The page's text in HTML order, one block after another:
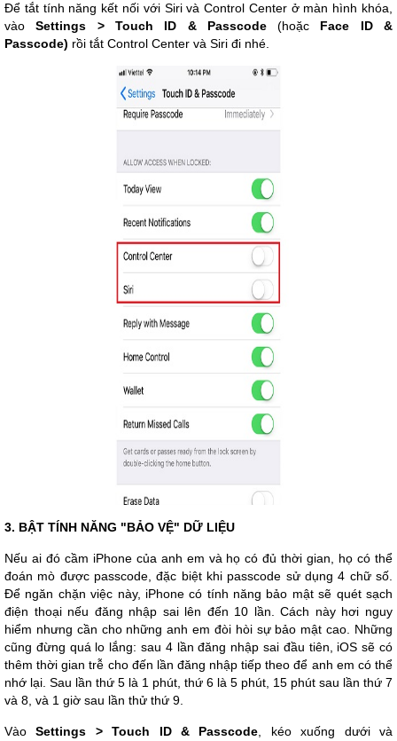
Để tắt tính năng kết nối với Siri và Control Center ở màn hình khóa,
vàoSettings > Touch ID & Passcode(hoặc Face ID &
Passcode) rồi tắt Control Center và Siri đi nhé.
3. BẬT TÍNH NĂNG "BẢO VỆ" DỮ LIỆU
Nếu ai đó cầm iPhone của anh em và họ có đủ thời gian, họ có thể
đoán mò được passcode, đặc biệt khi passcode sử dụng 4 chữ số.
Để ngăn chặn việc này, iPhone có tính năng bảo mật sẽ quét sạch
điện thoại nếu đăng nhập sai lên đến 10 lần. Cách này hơi nguy
hiểm nhưng cần cho những anh em đòi hòi sự bảo mật cao. Những
cũng đừng quá lo lắng: sau 4 lần đăng nhập sai đầu tiên, iOS sẽ có
thêm thời gian trễ cho đến lần đăng nhập tiếp theo để anh em có thể
nhớ lại. Sau lần thứ 5 là 1 phút, thứ 6 là 5 phút, 15 phút sau lần thứ 7
và 8, và 1 giờ sau lần thử thứ 9.
Vào Settings > Touch ID & Passcode , kéo xuống dưới và